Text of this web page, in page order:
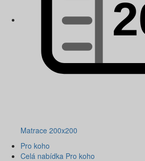
Matrace 200x200
Pro koho
Celá nabídka Pro koho